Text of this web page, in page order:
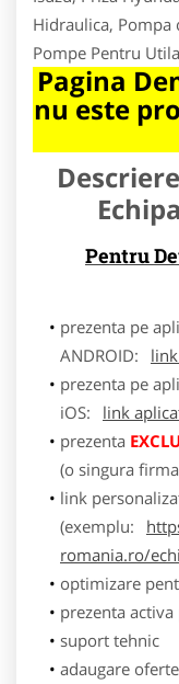
Hidraulica, Pompa
Pompe Pentru
Pagina
nu este
Pentru
prezenta pe
ANDROID:
prezenta pe
iOS:
link
prezenta
(o singura
link
(exemplu:
romania.ro/
optimizare
prezenta
suport tehnic
adaugare